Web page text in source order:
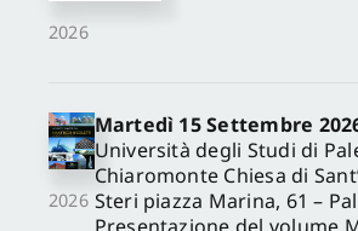
2026
2026
Martedì 15 Settembre
Università degli Studi di
Chiaromonte Chiesa di
Steri piazza Marina, 61 –